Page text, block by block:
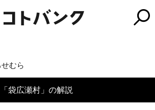
せむら
「袋広瀬村」の解説